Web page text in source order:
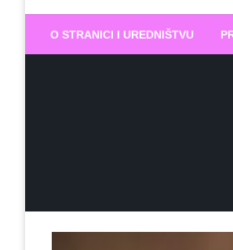
O STRANICI I UREDNIŠTVU